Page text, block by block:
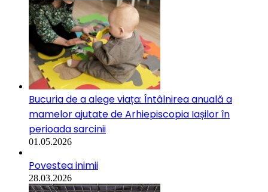
Bucuria de a alege viața: Întâlnirea anuală a
mamelor ajutate de Arhiepiscopia Iașilor în
perioada sarcinii
01.05.2026
Povestea inimii
28.03.2026